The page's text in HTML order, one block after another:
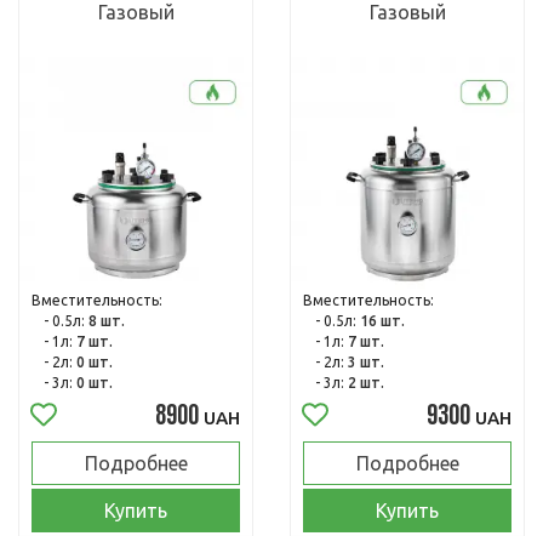
Газовый
Вместительность:
- 0.5л: 8 шт.
- 1л: 7 шт.
- 2л: 0 шт.
- 3л: 0 шт.
8900 UAH
Подробнее
Купить
Газовый
Вместительность:
- 0.5л: 16 шт.
- 1л: 7 шт.
- 2л: 3 шт.
- 3л: 2 шт.
9300 UAH
Подробнее
Купить